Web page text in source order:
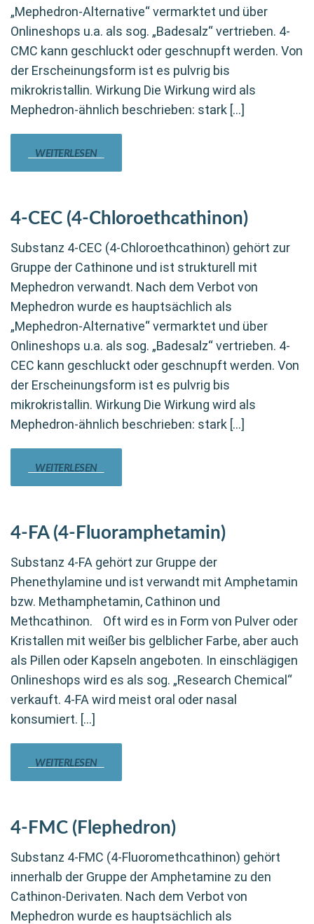
„Mephedron-Alternative“ vermarktet und über
Onlineshops u.a. als sog. „Badesalz“ vertrieben. 4-
CMC kann geschluckt oder geschnupft werden. Von
der Erscheinungsform ist es pulvrig bis
mikrokristallin. Wirkung Die Wirkung wird als
Mephedron-ähnlich beschrieben: stark […]
WEITERLESEN
4-CEC (4-Chloroethcathinon)
Substanz 4-CEC (4-Chloroethcathinon) gehört zur
Gruppe der Cathinone und ist strukturell mit
Mephedron verwandt. Nach dem Verbot von
Mephedron wurde es hauptsächlich als
„Mephedron-Alternative“ vermarktet und über
Onlineshops u.a. als sog. „Badesalz“ vertrieben. 4-
CEC kann geschluckt oder geschnupft werden. Von
der Erscheinungsform ist es pulvrig bis
mikrokristallin. Wirkung Die Wirkung wird als
Mephedron-ähnlich beschrieben: stark […]
WEITERLESEN
4-FA (4-Fluoramphetamin)
Substanz 4-FA gehört zur Gruppe der
Phenethylamine und ist verwandt mit Amphetamin
bzw. Methamphetamin, Cathinon und
Methcathinon. Oft wird es in Form von Pulver oder
Kristallen mit weißer bis gelblicher Farbe, aber auch
als Pillen oder Kapseln angeboten. In einschlägigen
Onlineshops wird es als sog. „Research Chemical“
verkauft. 4-FA wird meist oral oder nasal
konsumiert. […]
WEITERLESEN
4-FMC (Flephedron)
Substanz 4-FMC (4-Fluoromethcathinon) gehört
innerhalb der Gruppe der Amphetamine zu den
Cathinon-Derivaten. Nach dem Verbot von
Mephedron wurde es hauptsächlich als